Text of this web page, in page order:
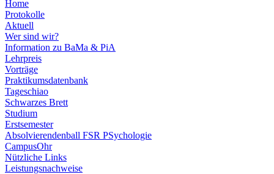
Home
Protokolle
Aktuell
Wer sind wir?
Information zu BaMa & PiA
Lehrpreis
Vorträge
Praktikumsdatenbank
Tageschiao
Schwarzes Brett
Studium
Erstsemester
Absolvierendenball FSR PSychologie
CampusOhr
Nützliche Links
Leistungsnachweise